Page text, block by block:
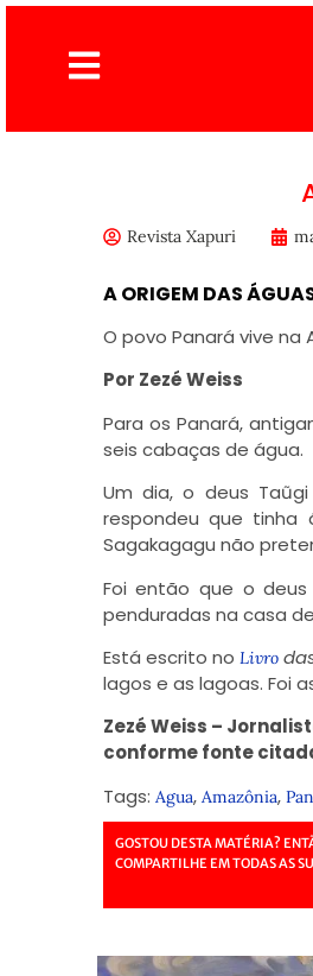
Revista Xapuri
A ORIGEM DAS
O povo Panará vive na
Por Zezé Weiss
Para os Panará,
seis cabaças de água.
Um dia, o deus
respondeu que tinha
Sagakagagu não
Foi então que o
penduradas na casa
Está escrito noLivro
lagos e as lagoas. Foi
Zezé Weiss –
conforme fonte
Tags: Agua, Amazônia,
GOSTOU DESTA MATÉRIA?
COMPARTILHE EM TODAS AS